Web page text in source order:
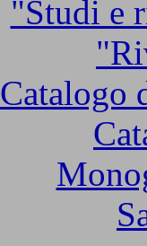
"Studi e
Catalogo